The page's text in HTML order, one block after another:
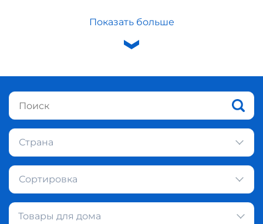
Показать больше
Страна
Сортировка
Товары для дома